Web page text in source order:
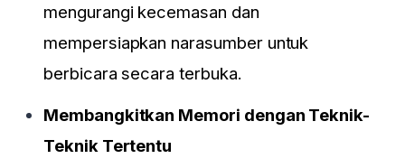
mengurangi kecemasan dan
mempersiapkan narasumber untuk
berbicara secara terbuka.
Membangkitkan Memori dengan Teknik-
Teknik Tertentu